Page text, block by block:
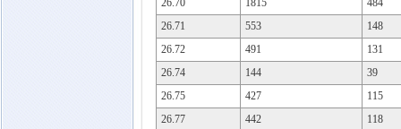
26.70
1815
484
26.71
553
148
26.72
491
131
26.74
144
39
26.75
427
115
26.77
442
118